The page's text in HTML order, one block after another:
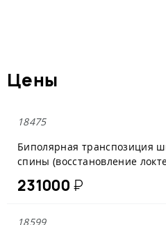
Цены
18475
Биполярная
спины (восстановление
231000 ₽
18599